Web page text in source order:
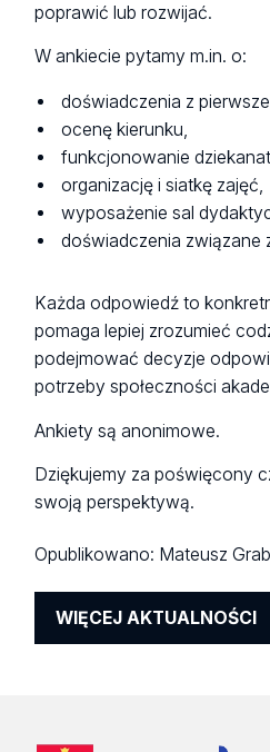
poprawić lub rozwijać.
W ankiecie pytamy m.in. o:
doświadczenia z
ocenę kierunku,
funkcjonowanie
organizację i siatkę zajęć,
wyposażenie sal
doświadczenia związane
Każda odpowiedź to
pomaga lepiej zrozumieć
podejmować decyzje
potrzeby społeczności
Ankiety są anonimowe.
Dziękujemy za poświęcony
swoją perspektywą.
Opublikowano: Mateusz
WIĘCEJ AKTUALNOŚCI